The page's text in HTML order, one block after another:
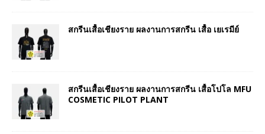
สกรีนเสื้อเชียงราย ผลงานการสกรีน เสื้อ เยเรมีย์
สกรีนเสื้อเชียงราย ผลงานการสกรีน เสื้อโปโล MFU
COSMETIC PILOT PLANT